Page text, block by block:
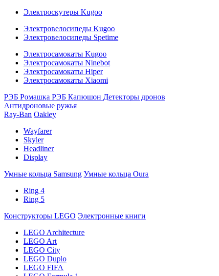
Электроскутеры Kugoo
Электровелосипеды Kugoo
Электровелосипеды Spetime
Электросамокаты Kugoo
Электросамокаты Ninebot
Электросамокаты Hiper
Электросамокаты Xiaomi
РЭБ Ромашка РЭБ Капюшон Детекторы дронов
Антидроновые ружья
Ray-Ban Oakley
Wayfarer
Skyler
Headliner
Display
Умные кольца Samsung Умные кольца Oura
Ring 4
Ring 5
Конструкторы LEGO Электронные книги
LEGO Architecture
LEGO Art
LEGO City
LEGO Duplo
LEGO FIFA